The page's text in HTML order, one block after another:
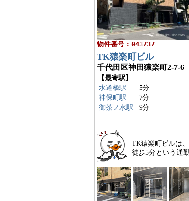
物件番号：043737
TK猿楽町ビル
千代田区神田猿楽町2-7-6
【最寄駅】
水道橋駅
5分
神保町駅
7分
御茶ノ水駅
9分
TK猿楽町ビルは
徒歩5分という通